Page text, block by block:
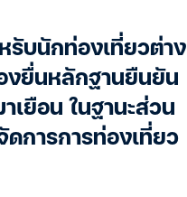
รับนักท่องเที่ยวต่าง
งยื่นหลักฐานยืนยัน
เยือน ในฐานะส่วน
การการท่องเที่ยว